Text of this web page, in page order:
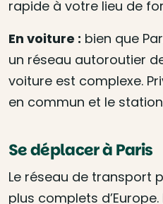
rapide à votre lieu de
En voiture : bien que
un réseau autoroutier
voiture est complexe.
en commun et le
Se déplacer à Paris
Le réseau de transport
plus complets